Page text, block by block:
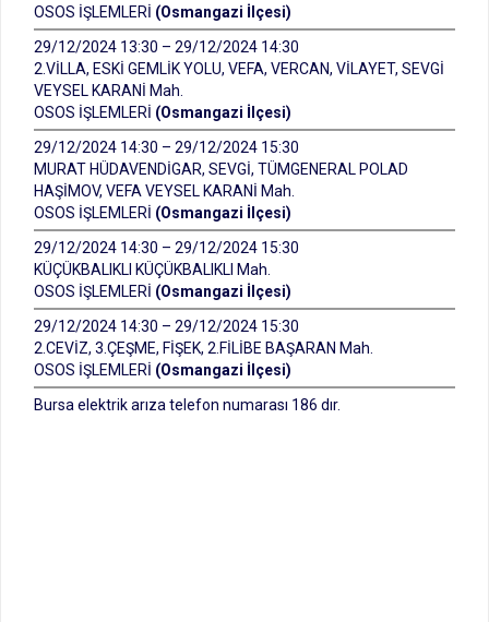
OSOS İŞLEMLERİ (Osmangazi İlçesi)
29/12/2024 13:30 – 29/12/2024 14:30
2.VİLLA, ESKİ GEMLİK YOLU, VEFA, VERCAN, VİLAYET, SEVGİ
VEYSEL KARANİ Mah.
OSOS İŞLEMLERİ (Osmangazi İlçesi)
29/12/2024 14:30 – 29/12/2024 15:30
MURAT HÜDAVENDİGAR, SEVGİ, TÜMGENERAL POLAD
HAŞİMOV, VEFA VEYSEL KARANİ Mah.
OSOS İŞLEMLERİ (Osmangazi İlçesi)
29/12/2024 14:30 – 29/12/2024 15:30
KÜÇÜKBALIKLI KÜÇÜKBALIKLI Mah.
OSOS İŞLEMLERİ (Osmangazi İlçesi)
29/12/2024 14:30 – 29/12/2024 15:30
2.CEVİZ, 3.ÇEŞME, FİŞEK, 2.FİLİBE BAŞARAN Mah.
OSOS İŞLEMLERİ (Osmangazi İlçesi)
Bursa elektrik arıza telefon numarası 186 dır.